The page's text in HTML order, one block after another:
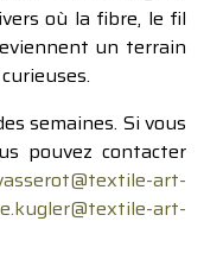
où la fibre, le fil
un terrain
semaines. Si vous
pouvez contacter
art-
art-